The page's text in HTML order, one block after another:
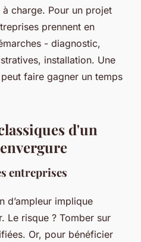
charge. Pour un projet
prennent en
- diagnostic,
installation. Une
faire gagner un temps
d'un
entreprises
d’ampleur implique
Le risque ? Tomber sur
Or, pour bénéficier